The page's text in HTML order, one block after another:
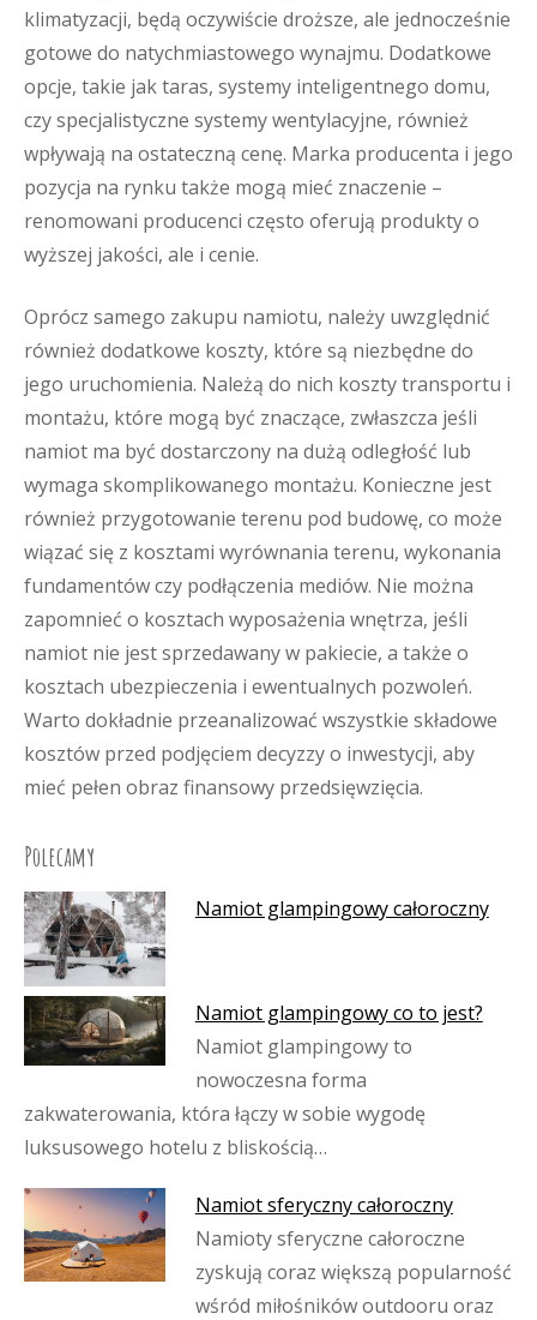
klimatyzacji, będą oczywiście droższe, ale jednocześnie
gotowe do natychmiastowego wynajmu. Dodatkowe
opcje, takie jak taras, systemy inteligentnego domu,
czy specjalistyczne systemy wentylacyjne, również
wpływają na ostateczną cenę. Marka producenta i jego
pozycja na rynku także mogą mieć znaczenie –
renomowani producenci często oferują produkty o
wyższej jakości, ale i cenie.
Oprócz samego zakupu namiotu, należy uwzględnić
również dodatkowe koszty, które są niezbędne do
jego uruchomienia. Należą do nich koszty transportu i
montażu, które mogą być znaczące, zwłaszcza jeśli
namiot ma być dostarczony na dużą odległość lub
wymaga skomplikowanego montażu. Konieczne jest
również przygotowanie terenu pod budowę, co może
wiązać się z kosztami wyrównania terenu, wykonania
fundamentów czy podłączenia mediów. Nie można
zapomnieć o kosztach wyposażenia wnętrza, jeśli
namiot nie jest sprzedawany w pakiecie, a także o
kosztach ubezpieczenia i ewentualnych pozwoleń.
Warto dokładnie przeanalizować wszystkie składowe
kosztów przed podjęciem decyzzy o inwestycji, aby
mieć pełen obraz finansowy przedsięwzięcia.
Polecamy
Namiot glampingowy całoroczny
Namiot glampingowy co to jest?
Namiot glampingowy to
nowoczesna forma
zakwaterowania, która łączy w sobie wygodę
luksusowego hotelu z bliskością…
Namiot sferyczny całoroczny
Namioty sferyczne całoroczne
zyskują coraz większą popularność
wśród miłośników outdooru oraz